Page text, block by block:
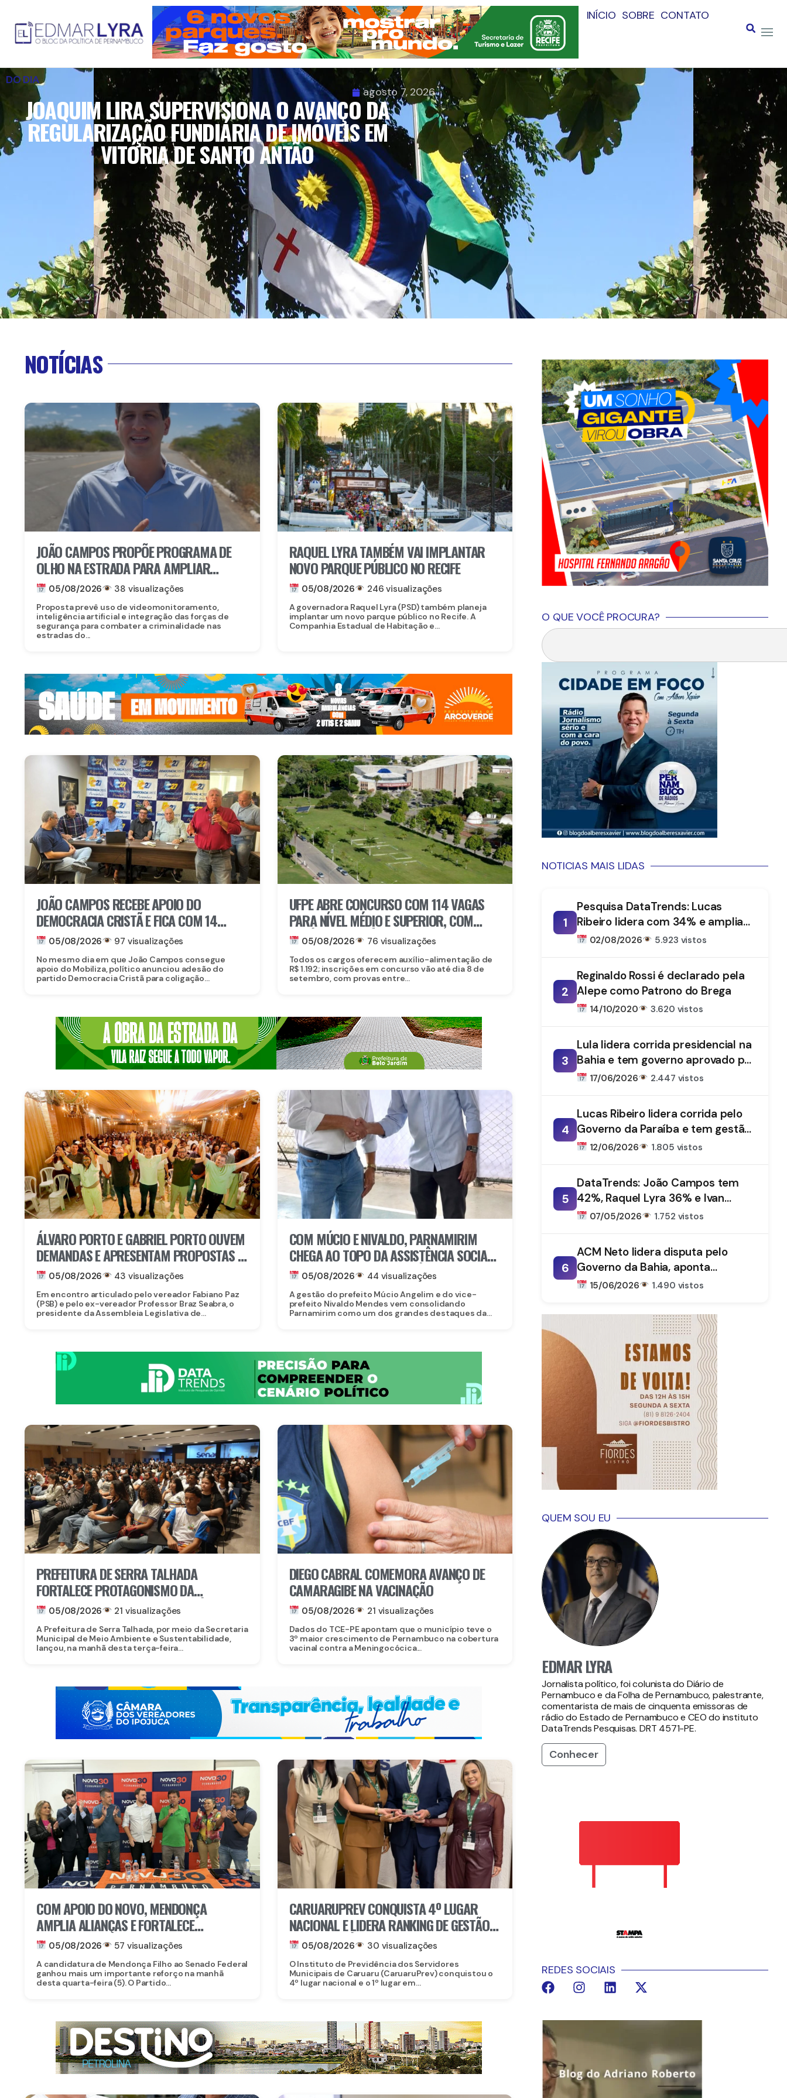
INÍCIO SOBRE CONTATO
DO DIA
agosto 7, 2026
JOAQUIM LIRA SUPERVISIONA O AVANÇO DA
REGULARIZAÇÃO FUNDIÁRIA DE IMÓVEIS EM
VITÓRIA DE SANTO ANTÃO
NOTÍCIAS
JOÃO CAMPOS PROPÕE PROGRAMA DE
OLHO NA ESTRADA PARA AMPLIAR
SEGURANÇA NAS RODOVIAS
05/08/2026 38 visualizações
Proposta prevê uso de videomonitoramento,
inteligência artificial e integração das forças de
segurança para combater a criminalidade nas
estradas do...
RAQUEL LYRA TAMBÉM VAI IMPLANTAR
NOVO PARQUE PÚBLICO NO RECIFE
05/08/2026 246 visualizações
A governadora Raquel Lyra (PSD) também planeja
implantar um novo parque público no Recife. A
Companhia Estadual de Habitação e...
JOÃO CAMPOS RECEBE APOIO DO
DEMOCRACIA CRISTÃ E FICA COM 14
PARTIDOS EM COLIGAÇÃO CONTRA
RAQUEL
05/08/2026 97 visualizações
No mesmo dia em que João Campos consegue
apoio do Mobiliza, político anunciou adesão do
partido Democracia Cristã para coligação...
UFPE ABRE CONCURSO COM 114 VAGAS
PARA NÍVEL MÉDIO E SUPERIOR, COM
SALÁRIOS DE ATÉ R$ 5,2 MIL
05/08/2026 76 visualizações
Todos os cargos oferecem auxílio-alimentação de
R$ 1.192; inscrições em concurso vão até dia 8 de
setembro, com provas entre...
ÁLVARO PORTO E GABRIEL PORTO OUVEM
DEMANDAS E APRESENTAM PROPOSTAS E
PROJETOS A LIDERANÇAS DE PAULISTA
05/08/2026 43 visualizações
Em encontro articulado pelo vereador Fabiano Paz
(PSB) e pelo ex-vereador Professor Braz Seabra, o
presidente da Assembleia Legislativa de...
COM MÚCIO E NIVALDO, PARNAMIRIM
CHEGA AO TOPO DA ASSISTÊNCIA SOCIAL
EM PERNAMBUCO: MUNICÍPIO ALCANÇA A
4ª COLOCAÇÃO ENTRE OS 184
MUNICÍPIOS DO ESTADO NA GESTÃO DO
CADASTRO ÚNICO E DO PROGRAMA
05/08/2026 44 visualizações
A gestão do prefeito Múcio Angelim e do vice-
prefeito Nivaldo Mendes vem consolidando
Parnamirim como um dos grandes destaques da...
PREFEITURA DE SERRA TALHADA
FORTALECE PROTAGONISMO DA
JUVENTUDE NO ENFRENTAMENTO ÀS
MUDANÇAS CLIMÁTICAS
05/08/2026 21 visualizações
A Prefeitura de Serra Talhada, por meio da Secretaria
Municipal de Meio Ambiente e Sustentabilidade,
lançou, na manhã desta terça-feira...
DIEGO CABRAL COMEMORA AVANÇO DE
CAMARAGIBE NA VACINAÇÃO
05/08/2026 21 visualizações
Dados do TCE-PE apontam que o município teve o
3º maior crescimento de Pernambuco na cobertura
vacinal contra a Meningocócica...
COM APOIO DO NOVO, MENDONÇA
AMPLIA ALIANÇAS E FORTALECE
CANDIDATURA AO SENADO EM
PERNAMBUCO
05/08/2026 57 visualizações
A candidatura de Mendonça Filho ao Senado Federal
ganhou mais um importante reforço na manhã
desta quarta-feira (5). O Partido...
CARUARUPREV CONQUISTA 4º LUGAR
NACIONAL E LIDERA RANKING DE GESTÃO
PREVIDENCIÁRIA EM PERNAMBUCO
05/08/2026 30 visualizações
O Instituto de Previdência dos Servidores
Municipais de Caruaru (CaruaruPrev) conquistou o
4º lugar nacional e o 1º lugar em...
O QUE VOCÊ PROCURA?
NOTICIAS MAIS LIDAS
1
Pesquisa DataTrends: Lucas
Ribeiro lidera com 34% e amplia
vantagem na disputa pelo
02/08/2026 5.923 vistos
2
Reginaldo Rossi é declarado pela
Alepe como Patrono do Brega
14/10/2020 3.620 vistos
3
Lula lidera corrida presidencial na
Bahia e tem governo aprovado por
61%, aponta DataTrends
17/06/2026 2.447 vistos
4
Lucas Ribeiro lidera corrida pelo
Governo da Paraíba e tem gestão
aprovada por 66%, aponta
12/06/2026 1.805 vistos
5
DataTrends: João Campos tem
42%, Raquel Lyra 36% e Ivan
Moraes 1%
07/05/2026 1.752 vistos
6
ACM Neto lidera disputa pelo
Governo da Bahia, aponta
DataTrends
15/06/2026 1.490 vistos
QUEM SOU EU
EDMAR LYRA
Jornalista político, foi colunista do Diário de
Pernambuco e da Folha de Pernambuco, palestrante,
comentarista de mais de cinquenta emissoras de
rádio do Estado de Pernambuco e CEO do instituto
DataTrends Pesquisas. DRT 4571-PE.
Conhecer
REDES SOCIAIS